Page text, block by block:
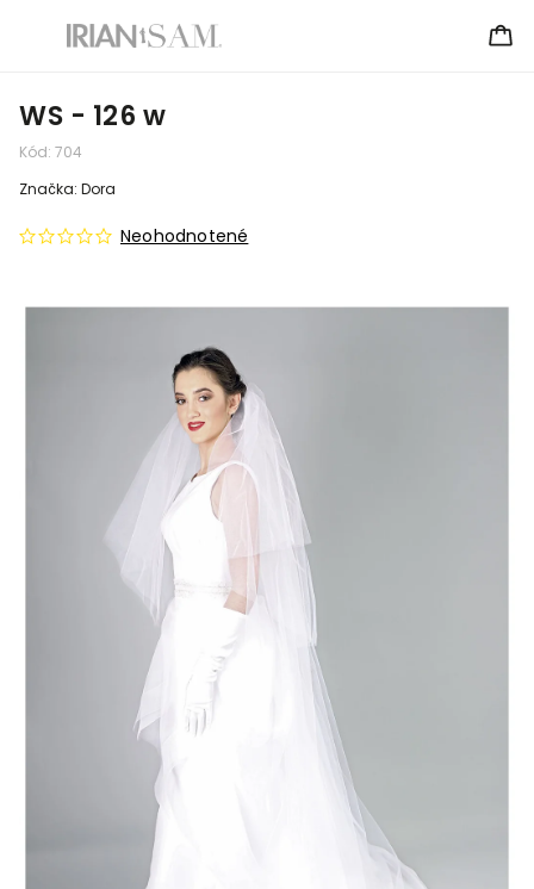
WS - 126 w
Kód: 704
Neohodnotené
Značka: Dora